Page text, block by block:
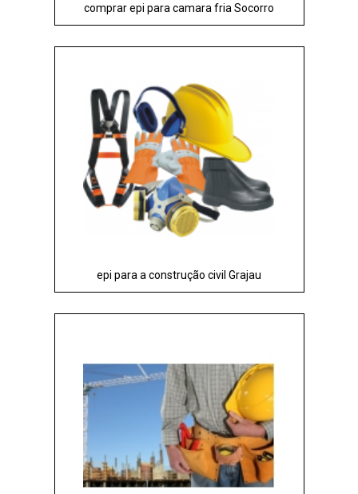
comprar epi para camara fria Socorro
epi para a construção civil Grajau